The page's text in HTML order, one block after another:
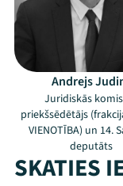
Andrejs
Juridiskās
priekšsēdētājs
VIENOTĪBA) un 14.
deputāts
SKATIES